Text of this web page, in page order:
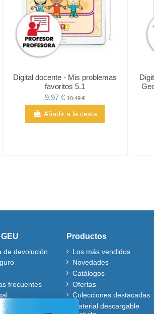
Digital docente - Mis problemas
favoritos 5.1
9,97 € 10,49 €
Añadir a la cesta
de devolución
frecuentes
somos
Productos
Los más vendidos
Novedades
Catálogos
Ofertas
Colecciones destacadas
Material descargable